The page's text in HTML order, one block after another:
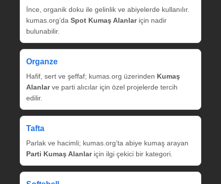
İnce, organik doku ile gelinlik ve abiyelerde kullanılır.
kumas.org’da Spot Kumaş Alanlariçin nadir
bulunabilir.
Organze
Hafif, sert ve şeffaf; kumas.org üzerinden Kumaş
Alanlarve parti alıcılar için özel projelerde tercih
edilir.
Tafta
Parlak ve hacimli; kumas.org’ta abiye kumaş arayan
Parti Kumaş Alanlariçin ilgi çekici bir kategori.